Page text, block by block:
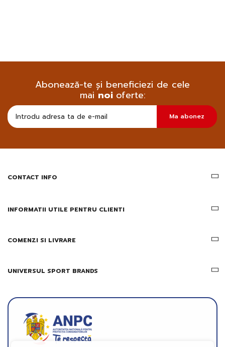
Abonează-te și beneficiezi de cele
mainoi oferte:
sa
primesc
informatii
Ma abonez
CONTACT INFO
INFORMATII UTILE PENTRU CLIENTI
COMENZI SI LIVRARE
UNIVERSUL SPORT BRANDS